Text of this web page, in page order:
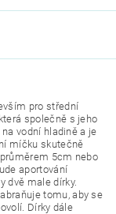
pro střední
společně s jeho
vodní hladině a je
míčku skutečně
5cm nebo
aportování
dvě male dírky.
tomu, aby se
Dírky dále